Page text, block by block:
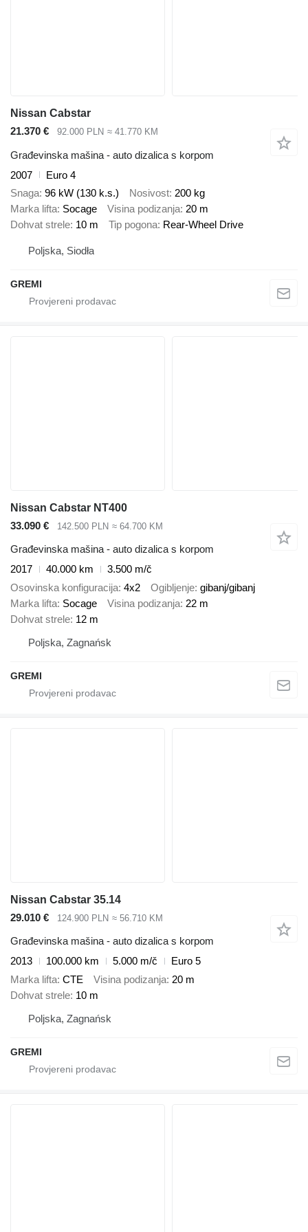
Nissan Cabstar
21.370 €
92.000 PLN ≈ 41.770 KM
Građevinska mašina - auto dizalica s korpom
2007
Euro 4
Snaga 96 kW (130 k.s.) Nosivost 200 kg
Marka lifta Socage Visina podizanja 20 m
Dohvat strele 10 m Tip pogona Rear-Wheel Drive
Poljska, Siodła
GREMI
Nissan Cabstar NT400
33.090 €
142.500 PLN ≈ 64.700 KM
Građevinska mašina - auto dizalica s korpom
2017
40.000 km
3.500 m/č
Osovinska konfiguracija 4x2 Ogibljenje gibanj/gibanj
Marka lifta Socage Visina podizanja 22 m
Dohvat strele 12 m
Poljska, Zagnańsk
GREMI
Nissan Cabstar 35.14
29.010 €
124.900 PLN ≈ 56.710 KM
Građevinska mašina - auto dizalica s korpom
2013
100.000 km 5.000 m/č
Euro 5
Marka lifta CTE Visina podizanja 20 m
Dohvat strele 10 m
Poljska, Zagnańsk
GREMI